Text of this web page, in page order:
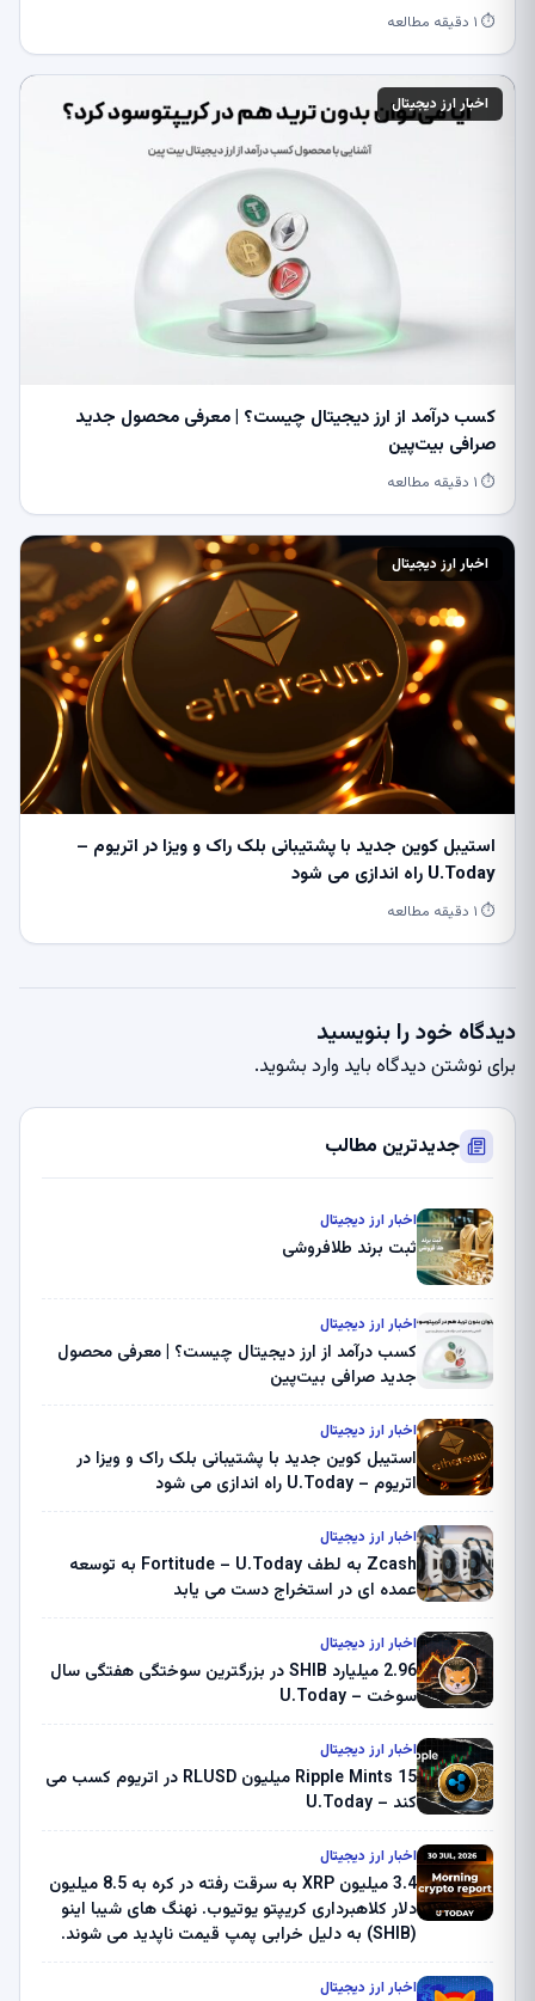
⏱ ۱ دقیقه مطالعه
اخبار ارز دیجیتال
کسب درآمد از ارز دیجیتال چیست؟ | معرفی محصول جدید
صرافی بیت‌پین
⏱ ۱ دقیقه مطالعه
اخبار ارز دیجیتال
استیبل کوین جدید با پشتیبانی بلک راک و ویزا در اتریوم –
U.Today راه اندازی می شود
⏱ ۱ دقیقه مطالعه
دیدگاه خود را بنویسید
برای نوشتن دیدگاه باید وارد بشوید.
جدیدترین مطالب
اخبار ارز دیجیتال
ثبت برند طلافروشی
اخبار ارز دیجیتال
کسب درآمد از ارز دیجیتال چیست؟ | معرفی محصول
جدید صرافی بیت‌پین
اخبار ارز دیجیتال
استیبل کوین جدید با پشتیبانی بلک راک و ویزا در
اتریوم – U.Today راه اندازی می شود
اخبار ارز دیجیتال
Zcash به لطف Fortitude – U.Today به توسعه
عمده ای در استخراج دست می یابد
اخبار ارز دیجیتال
2.96 میلیارد SHIB در بزرگترین سوختگی هفتگی سال
سوخت – U.Today
اخبار ارز دیجیتال
Ripple Mints 15 میلیون RLUSD در اتریوم کسب می
کند – U.Today
اخبار ارز دیجیتال
3.4 میلیون XRP به سرقت رفته در کره به 8.5 میلیون
دلار کلاهبرداری کریپتو یوتیوب. نهنگ های شیبا اینو
(SHIB) به دلیل خرابی پمپ قیمت ناپدید می شوند.
ثبت کرد – گزارش کریپتو صبح – U.Today
اخبار ارز دیجیتال